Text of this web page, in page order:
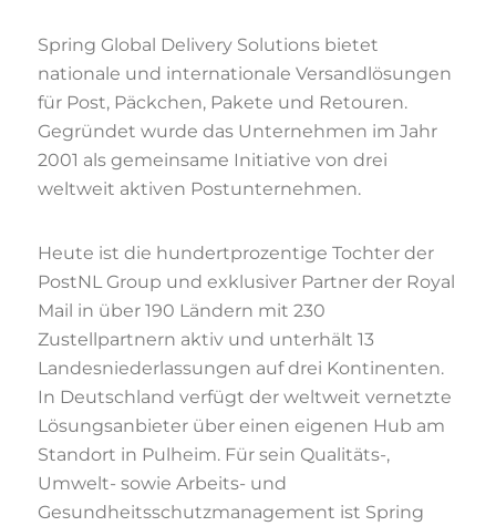
Spring Global Delivery Solutions bietet
nationale und internationale Versandlösungen
für Post, Päckchen, Pakete und Retouren.
Gegründet wurde das Unternehmen im Jahr
2001 als gemeinsame Initiative von drei
weltweit aktiven Postunternehmen.
Heute ist die hundertprozentige Tochter der
PostNL Group und exklusiver Partner der Royal
Mail in über 190 Ländern mit 230
Zustellpartnern aktiv und unterhält 13
Landesniederlassungen auf drei Kontinenten.
In Deutschland verfügt der weltweit vernetzte
Lösungsanbieter über einen eigenen Hub am
Standort in Pulheim. Für sein Qualitäts-,
Umwelt- sowie Arbeits- und
Gesundheitsschutzmanagement ist Spring